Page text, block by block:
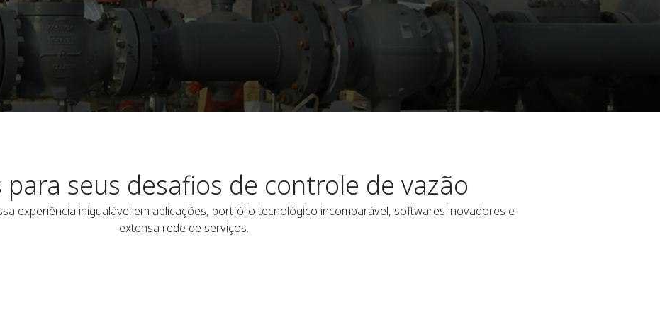
para seus desafios de controle de vazão
experiência inigualável em aplicações, portfólio tecnológico incomparável, softwares inovadores e
extensa rede de serviços.